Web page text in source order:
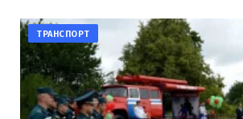
ТРАНСПОРТ